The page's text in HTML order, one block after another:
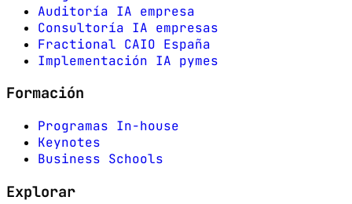
Auditoría IA empresa
Consultoría IA empresas
Fractional CAIO España
Implementación IA pymes
Formación
Programas In-house
Keynotes
Business Schools
Explorar